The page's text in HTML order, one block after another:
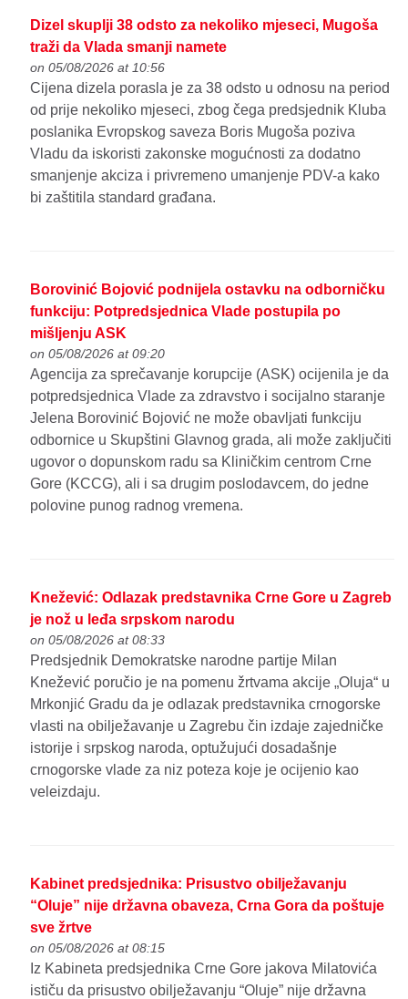
Dizel skuplji 38 odsto za nekoliko mjeseci, Mugoša
traži da Vlada smanji namete
on 05/08/2026 at 10:56
Cijena dizela porasla je za 38 odsto u odnosu na period
od prije nekoliko mjeseci, zbog čega predsjednik Kluba
poslanika Evropskog saveza Boris Mugoša poziva
Vladu da iskoristi zakonske mogućnosti za dodatno
smanjenje akciza i privremeno umanjenje PDV-a kako
bi zaštitila standard građana.
Borovinić Bojović podnijela ostavku na odborničku
funkciju: Potpredsjednica Vlade postupila po
mišljenju ASK
on 05/08/2026 at 09:20
Agencija za sprečavanje korupcije (ASK) ocijenila je da
potpredsjednica Vlade za zdravstvo i socijalno staranje
Jelena Borovinić Bojović ne može obavljati funkciju
odbornice u Skupštini Glavnog grada, ali može zaključiti
ugovor o dopunskom radu sa Kliničkim centrom Crne
Gore (KCCG), ali i sa drugim poslodavcem, do jedne
polovine punog radnog vremena.
Knežević: Odlazak predstavnika Crne Gore u Zagreb
je nož u leđa srpskom narodu
on 05/08/2026 at 08:33
Predsjednik Demokratske narodne partije Milan
Knežević poručio je na pomenu žrtvama akcije „Oluja“ u
Mrkonjić Gradu da je odlazak predstavnika crnogorske
vlasti na obilježavanje u Zagrebu čin izdaje zajedničke
istorije i srpskog naroda, optužujući dosadašnje
crnogorske vlade za niz poteza koje je ocijenio kao
veleizdaju.
Kabinet predsjednika: Prisustvo obilježavanju
“Oluje” nije državna obaveza, Crna Gora da poštuje
sve žrtve
on 05/08/2026 at 08:15
Iz Kabineta predsjednika Crne Gore jakova Milatovića
ističu da prisustvo obilježavanju “Oluje” nije državna